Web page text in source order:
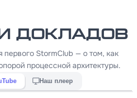
докладов
первого StormClub — о том, как
процессной архитектуры.
Наш плеер